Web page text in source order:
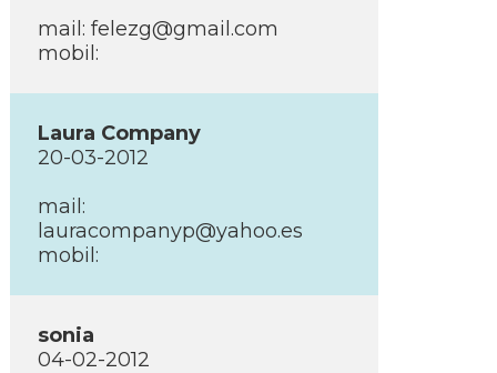
mail: felezg@gmail.com
mobil:
Laura Company
20-03-2012
mail:
lauracompanyp@yahoo.es
mobil:
sonia
04-02-2012